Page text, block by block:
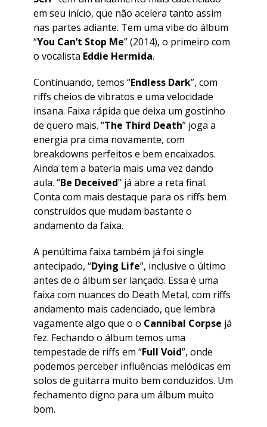
em seu início, que não acelera tanto assim
nas partes adiante. Tem uma vibe do álbum
“You Can’t Stop Me” (2014), o primeiro com
o vocalista Eddie Hermida.
Continuando, temos “Endless Dark”, com
riffs cheios de vibratos e uma velocidade
insana. Faixa rápida que deixa um gostinho
de quero mais. “The Third Death” joga a
energia pra cima novamente, com
breakdowns perfeitos e bem encaixados.
Ainda tem a bateria mais uma vez dando
aula. “Be Deceived” já abre a reta final.
Conta com mais destaque para os riffs bem
construídos que mudam bastante o
andamento da faixa.
A penúltima faixa também já foi single
antecipado, “Dying Life”, inclusive o último
antes de o álbum ser lançado. Essa é uma
faixa com nuances do Death Metal, com riffs
andamento mais cadenciado, que lembra
vagamente algo que o o Cannibal Corpse já
fez. Fechando o álbum temos uma
tempestade de riffs em “Full Void”, onde
podemos perceber influências melódicas em
solos de guitarra muito bem conduzidos. Um
fechamento digno para um álbum muito
bom.